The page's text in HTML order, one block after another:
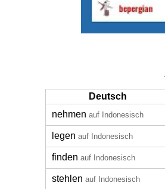
Deutsch
nehmen auf Indonesisch
legen auf Indonesisch
finden auf Indonesisch
stehlen auf Indonesisch